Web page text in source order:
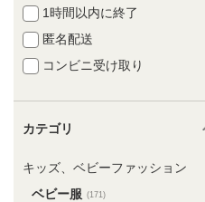
1時間以内に終了
匿名配送
コンビニ受け取り
カテゴリ
キッズ、ベビーファッション
ベビー服 (171)